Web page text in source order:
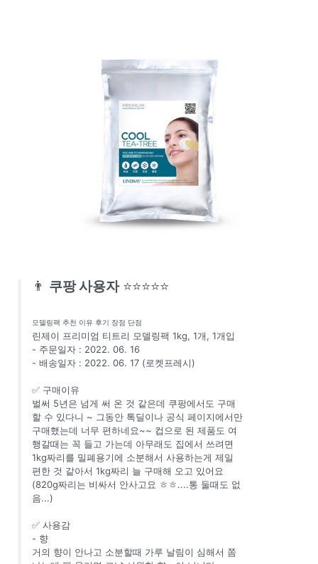
👨 쿠팡 사용자 ⭐⭐⭐⭐⭐
모델링팩 추천 이유 후기 장점 단점
린제이 프리미엄 티트리 모델링팩 1kg, 1개, 1개입
- 주문일자 : 2022. 06. 16
- 배송일자 : 2022. 06. 17 (로켓프레시)
✅ 구매이유
벌써 5년은 넘게 써 온 것 같은데 쿠팡에서도 구매
할 수 있다니 ~ 그동안 톡딜이나 공식 페이지에서만
구매했는데 너무 편하네요~~ 컵으로 된 제품도 여
행갈때는 꼭 들고 가는데 아무래도 집에서 쓰려면
1kg짜리를 밀폐용기에 소분해서 사용하는게 제일
편한 것 같아서 1kg짜리 늘 구매해 오고 있어요
(820g짜리는 비싸서 안사고요 ㅎㅎ....통 둘때도 없
음...)
✅ 사용감
- 향
거의 향이 안나고 소분할때 가루 날림이 심해서 쫌